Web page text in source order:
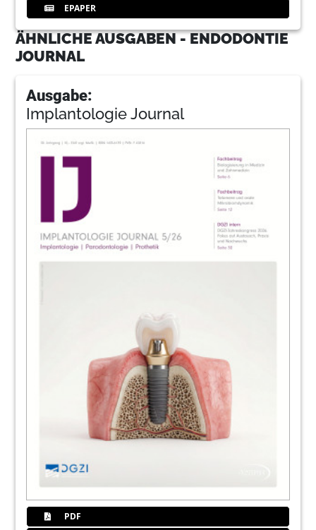
EPAPER
ÄHNLICHE AUSGABEN - ENDODONTIE
JOURNAL
Ausgabe:
Implantologie Journal
PDF